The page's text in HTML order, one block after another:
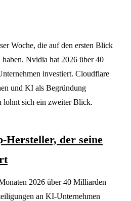
Woche, die auf den ersten Blick
Nvidia hat 2026 über 40
investiert. Cloudflare
und KI als Begründung
lohnt sich ein zweiter Blick.
Hersteller, der seine
2026 über 40 Milliarden
an KI-Unternehmen